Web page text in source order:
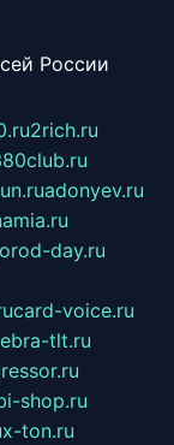
России
2rich.ru
adonyev.ru
day.ru
card-voice.ru
tlt.ru
shop.ru
x-ton.ru